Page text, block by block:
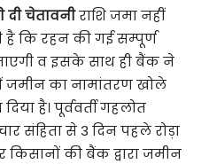
चेतावनीराशि जमा नहीं
कि रहन की गई सम्पूर्ण
व इसके साथ ही बैंक ने
में जमीन का नामांतरण खोले
है। पूर्ववर्ती गहलोत
संहिता से 3 दिन पहले रोड़ा
किसानों की बैंक द्वारा जमीन